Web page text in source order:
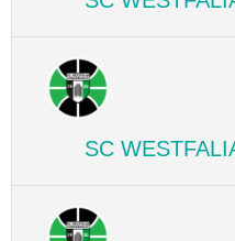
SC